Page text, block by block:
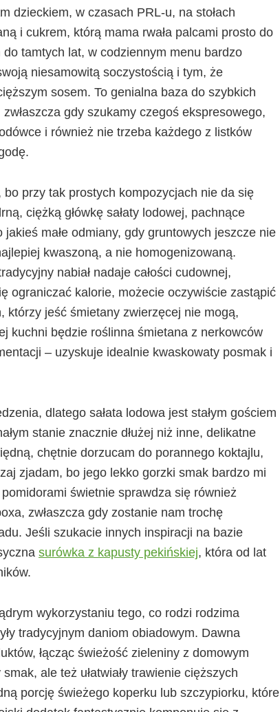
dzieckiem, w czasach PRL-u, na stołach
i cukrem, którą mama rwała palcami prosto do
tamtych lat, w codziennym menu bardzo
niesamowitą soczystością i tym, że
sosem. To genialna baza do szybkich
gdy szukamy czegoś ekspresowego,
i również nie trzeba każdego z listków
przy tak prostych kompozycjach nie da się
ciężką główkę sałaty lodowej, pachnące
małe odmiany, gdy gruntowych jeszcze nie
kwaszoną, a nie homogenizowaną.
nabiał nadaje całości cudownej,
ograniczać kalorie, możecie oczywiście zastąpić
którzy jeść śmietany zwierzęcej nie mogą,
kuchni będzie roślinna śmietana z nerkowców
– uzyskuje idealnie kwaskowaty posmak i
dlatego sałata lodowa jest stałym gościem
stanie znacznie dłużej niż inne, delikatne
chętnie dorzucam do porannego koktajlu,
zjadam, bo jego lekko gorzki smak bardzo mi
świetnie sprawdza się również
zwłaszcza gdy zostanie nam trochę
Jeśli szukacie innych inspiracji na bazie
surówka z kapusty pekińskiej, która od lat
wykorzystaniu tego, co rodzi rodzima
tradycyjnym daniom obiadowym. Dawna
łącząc świeżość zieleniny z domowym
ale też ułatwiały trawienie cięższych
porcję świeżego koperku lub szczypiorku, które